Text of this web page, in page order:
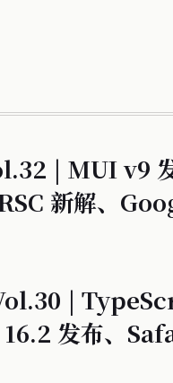
| MUI v9 发
新解、
|
发布、